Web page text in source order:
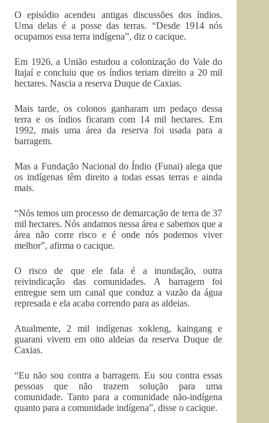
O episódio acendeu antigas discussões dos índios.
Uma delas é a posse das terras. “Desde 1914 nós
ocupamos essa terra indígena”, diz o cacique.
Em 1926, a União estudou a colonização do Vale do
Itajaí e concluiu que os índios teriam direito a 20 mil
hectares. Nascia a reserva Duque de Caxias.
Mais tarde, os colonos ganharam um pedaço dessa
terra e os índios ficaram com 14 mil hectares. Em
1992, mais uma área da reserva foi usada para a
barragem.
Mas a Fundação Nacional do Índio (Funai) alega que
os indígenas têm direito a todas essas terras e ainda
mais.
“Nós temos um processo de demarcação de terra de 37
mil hectares. Nós andamos nessa área e sabemos que a
área não corre risco e é onde nós podemos viver
melhor”, afirma o cacique.
O risco de que ele fala é a inundação, outra
reivindicação das comunidades. A barragem foi
entregue sem um canal que conduz a vazão da água
represada e ela acaba correndo para as aldeias.
Atualmente, 2 mil indígenas xokleng, kaingang e
guarani vivem em oito aldeias da reserva Duque de
Caxias.
“Eu não sou contra a barragem. Eu sou contra essas
pessoas que não trazem solução para uma
comunidade. Tanto para a comunidade não-indígena
quanto para a comunidade indígena”, disse o cacique.